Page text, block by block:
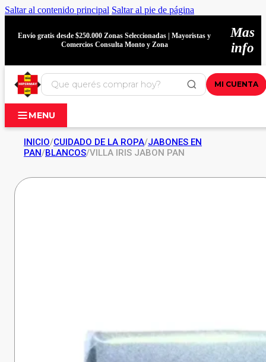
Saltar al contenido principal Saltar al pie de página
Envío gratis desde $250.000 Zonas Seleccionadas | Mayoristas y
Comercios Consulta Monto y Zona
Mas
info
MI CUENTA
MENU
INICIO/CUIDADO DE LA ROPA/JABONES EN
PAN/BLANCOS/VILLA IRIS JABON PAN